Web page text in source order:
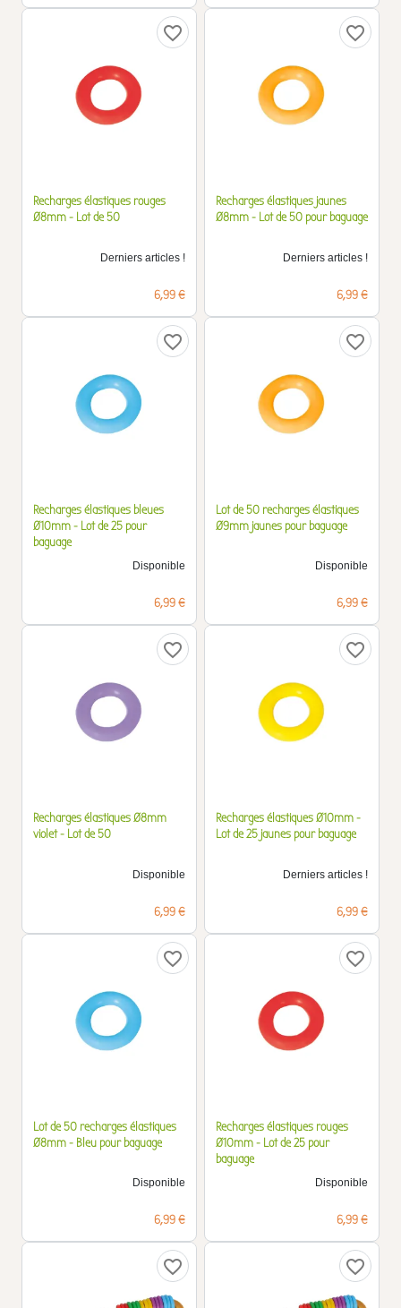
favorite_border
Recharges élastiques rouges
Ø8mm - Lot de 50
Derniers articles !
Prix
6,99 €
favorite_border
Recharges élastiques jaunes
Ø8mm - Lot de 50 pour baguage
Derniers articles !
Prix
6,99 €
favorite_border
Recharges élastiques bleues
Ø10mm - Lot de 25 pour
baguage
Disponible
Prix
6,99 €
favorite_border
Lot de 50 recharges élastiques
Ø9mm jaunes pour baguage
Disponible
Prix
6,99 €
favorite_border
Recharges élastiques Ø8mm
violet - Lot de 50
Disponible
Prix
6,99 €
favorite_border
Recharges élastiques Ø10mm -
Lot de 25 jaunes pour baguage
Derniers articles !
Prix
6,99 €
favorite_border
Lot de 50 recharges élastiques
Ø8mm - Bleu pour baguage
Disponible
Prix
6,99 €
favorite_border
Recharges élastiques rouges
Ø10mm - Lot de 25 pour
baguage
Disponible
Prix
6,99 €
favorite_border favorite_border